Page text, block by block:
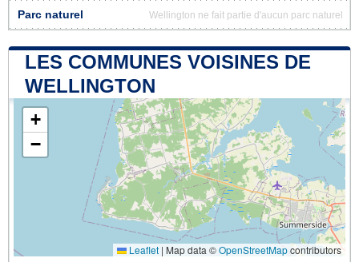
Parc naturel Wellington ne fait partie d'aucun parc naturel
LES COMMUNES VOISINES DE
WELLINGTON
+
−
Leaflet | Map data ©OpenStreetMapcontributors